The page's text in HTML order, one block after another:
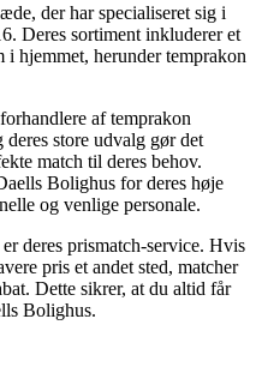
der har specialiseret sig i
Deres sortiment inkluderer et
hjemmet, herunder temprakon
af temprakon
deres store udvalg gør det
match til deres behov.
Bolighus for deres høje
og venlige personale.
deres prismatch-service. Hvis
pris et andet sted, matcher
Dette sikrer, at du altid får
Bolighus.